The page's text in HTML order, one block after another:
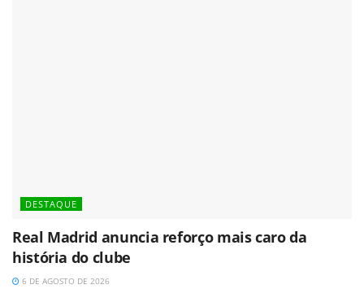
DESTAQUE
Real Madrid anuncia reforço mais caro da
história do clube
6 DE AGOSTO DE 2026